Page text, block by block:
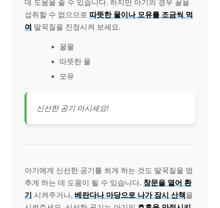
데 도움을 줄 수 있습니다. 하지만 아기의 경우 꿀을
섭취할 수 없으므로 따뜻한 물이나 모유를 조금씩 먹
여 딸꾹질을 진정시켜 보세요.
꿀물
따뜻한 물
모유
신선한 공기 마시세요!
아기에게 신선한 공기를 쐬게 하는 것도 딸꾹질을 멈
추게 하는 데 도움이 될 수 있습니다. 창문을 열어 환
기 시켜주거나, 베란다나 마당으로 나가 잠시 산책을